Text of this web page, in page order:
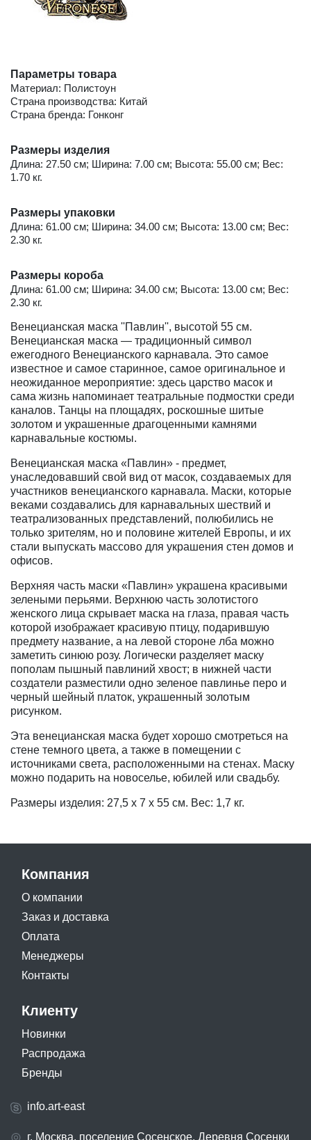
Параметры товара
Материал: Полистоун
Страна производства: Китай
Страна бренда: Гонконг
Размеры изделия
Длина: 27.50 см; Ширина: 7.00 см; Высота: 55.00 см; Вес:
1.70 кг.
Размеры упаковки
Длина: 61.00 см; Ширина: 34.00 см; Высота: 13.00 см; Вес:
2.30 кг.
Размеры короба
Длина: 61.00 см; Ширина: 34.00 см; Высота: 13.00 см; Вес:
2.30 кг.
Венецианская маска ''Павлин'', высотой 55 см.
Венецианская маска — традиционный символ
ежегодного Венецианского карнавала. Это самое
известное и самое старинное, самое оригинальное и
неожиданное мероприятие: здесь царство масок и
сама жизнь напоминает театральные подмостки среди
каналов. Танцы на площадях, роскошные шитые
золотом и украшенные драгоценными камнями
карнавальные костюмы.
Венецианская маска «Павлин» - предмет,
унаследовавший свой вид от масок, создаваемых для
участников венецианского карнавала. Маски, которые
веками создавались для карнавальных шествий и
театрализованных представлений, полюбились не
только зрителям, но и половине жителей Европы, и их
стали выпускать массово для украшения стен домов и
офисов.
Верхняя часть маски «Павлин» украшена красивыми
зелеными перьями. Верхнюю часть золотистого
женского лица скрывает маска на глаза, правая часть
которой изображает красивую птицу, подарившую
предмету название, а на левой стороне лба можно
заметить синюю розу. Логически разделяет маску
пополам пышный павлиний хвост; в нижней части
создатели разместили одно зеленое павлинье перо и
черный шейный платок, украшенный золотым
рисунком.
Эта венецианская маска будет хорошо смотреться на
стене темного цвета, а также в помещении с
источниками света, расположенными на стенах. Маску
можно подарить на новоселье, юбилей или свадьбу.
Размеры изделия: 27,5 x 7 x 55 см. Вес: 1,7 кг.
Компания
О компании
Заказ и доставка
Оплата
Менеджеры
Контакты
Клиенту
Новинки
Распродажа
Бренды
info.art-east
г. Москва, поселение Сосенское, Деревня Сосенки